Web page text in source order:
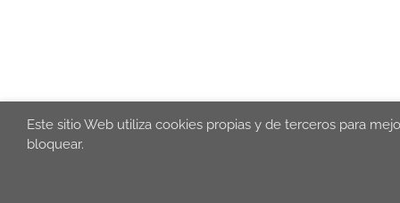
Este sitio Web utiliza cookies propias y de terceros para
bloquear.